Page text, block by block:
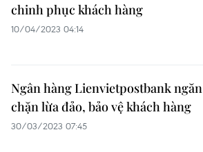
chinh phục khách hàng
10/04/2023 04:14
Ngân hàng Lienvietpostbank ngăn
chặn lừa đảo, bảo vệ khách hàng
30/03/2023 07:45